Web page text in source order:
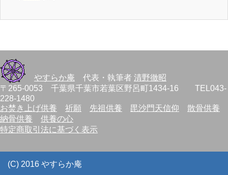
やすらか庵 代表・執筆者 清野徹昭
〒265-0053 千葉県千葉市若葉区野呂町1434-16 TEL043-
228-1480
お焚き上げ供養
祈願 先祖供養 毘沙門天信仰
散骨供養
納骨供養
供養の心
特定商取引法に基づく表示
(C) 2016 やすらか庵